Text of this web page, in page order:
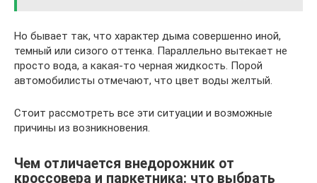
Но бывает так, что характер дыма совершенно иной,
темный или сизого оттенка. Параллельно вытекает не
просто вода, а какая-то черная жидкость. Порой
автомобилисты отмечают, что цвет воды желтый.
Стоит рассмотреть все эти ситуации и возможные
причины из возникновения.
Чем отличается внедорожник от
кроссовера и паркетника: что выбрать